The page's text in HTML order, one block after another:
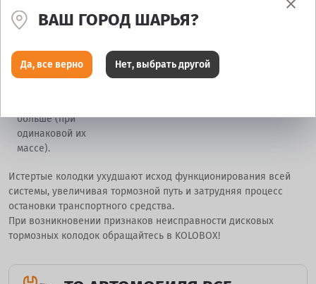
трения, от
которой
эффективность
больше (при
одинаковой их
массе).
Истертые колодки ухудшают исход функционирования всей
системы, увеличивая тормозной путь и затрудняя процесс
остановки транспортного средства.
При возникновении признаков неисправности дисковых
тормозных колодок обращайтесь в KOLOBOX!
ВАШ ГОРОД ШАРЬЯ?
Да, все верно Нет, выбрать другой